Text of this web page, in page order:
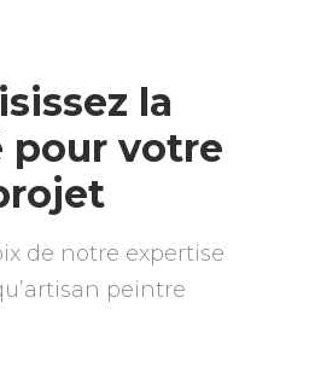
la
pour votre
de notre expertise
peintre